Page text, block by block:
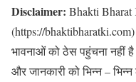
Disclaimer: Bhakti Bharat
(https://
भावनाओं को ठेस पहुंचना नहीं
और जानकारी को भिन्न –